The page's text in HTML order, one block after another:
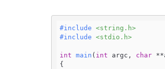
#include <string.h>
#include <stdio.h>
int main ( int argc, char
{